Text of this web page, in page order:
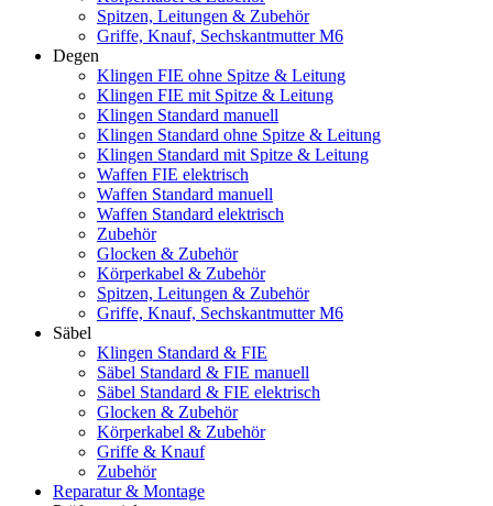
Spitzen, Leitungen & Zubehör
Griffe, Knauf, Sechskantmutter M6
Degen
Klingen FIE ohne Spitze & Leitung
Klingen FIE mit Spitze & Leitung
Klingen Standard manuell
Klingen Standard ohne Spitze & Leitung
Klingen Standard mit Spitze & Leitung
Waffen FIE elektrisch
Waffen Standard manuell
Waffen Standard elektrisch
Zubehör
Glocken & Zubehör
Körperkabel & Zubehör
Spitzen, Leitungen & Zubehör
Griffe, Knauf, Sechskantmutter M6
Säbel
Klingen Standard & FIE
Säbel Standard & FIE manuell
Säbel Standard & FIE elektrisch
Glocken & Zubehör
Körperkabel & Zubehör
Griffe & Knauf
Zubehör
Reparatur & Montage